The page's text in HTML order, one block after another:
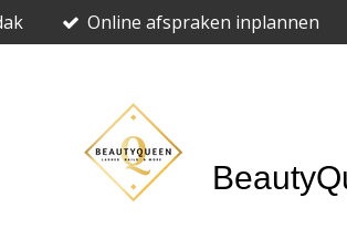
Online afspraken inplannen